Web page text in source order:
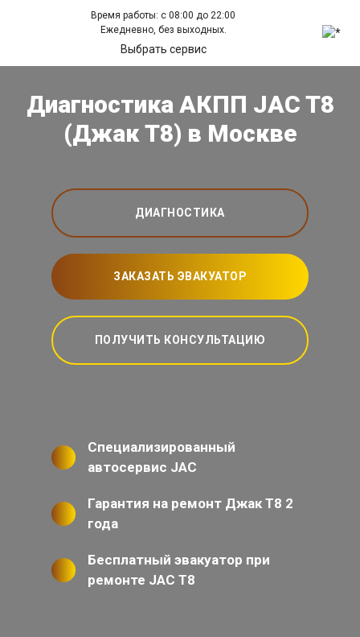
Время работы: с 08:00 до 22:00
Ежедневно, без выходных.
Выбрать сервис
Диагностика АКПП JAC T8
(Джак Т8) в Москве
ДИАГНОСТИКА
ЗАКАЗАТЬ ЭВАКУАТОР
ПОЛУЧИТЬ КОНСУЛЬТАЦИЮ
Специализированный
автосервис JAC
Гарантия на ремонт Джак Т8 2
года
Бесплатный эвакуатор при
ремонте JAC T8